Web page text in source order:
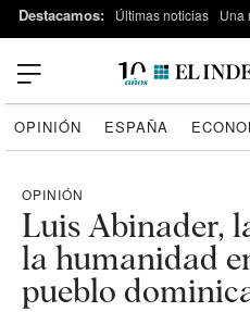
Destacamos: Últimas noticias Una
OPINIÓN ESPAÑA
OPINIÓN
Luis Abinader,
la humanidad
pueblo